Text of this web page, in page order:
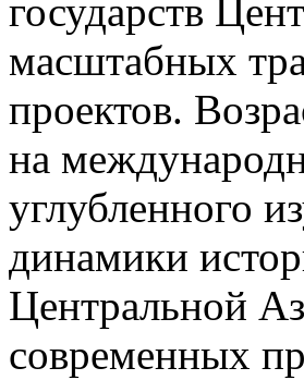
государств
масштабных
проектов.
на
углубленного
динамики
Центральной
современных